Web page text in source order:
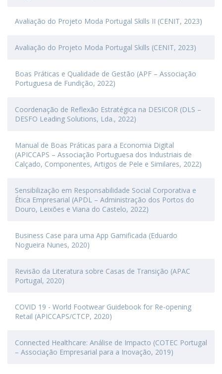
Avaliação do Projeto Moda Portugal Skills II (CENIT, 2023)
Avaliação do Projeto Moda Portugal Skills (CENIT, 2023)
Boas Práticas e Qualidade de Gestão (APF – Associação
Portuguesa de Fundição, 2022)
Coordenação de Reflexão Estratégica na DESICOR (DLS –
DESFO Leading Solutions, Lda., 2022)
Manual de Boas Práticas para a Economia Digital
(APICCAPS – Associação Portuguesa dos Industriais de
Calçado, Componentes, Artigos de Pele e Similares, 2022)
Sensibilização em Responsabilidade Social Corporativa e
Ética Empresarial (APDL – Administração dos Portos do
Douro, Leixões e Viana do Castelo, 2022)
Business Case para uma App Gamificada (Eduardo
Nogueira Nunes, 2020)
Revisão da Literatura sobre Casas de Transição (APAC
Portugal, 2020)
COVID 19 - World Footwear Guidebook for Re-opening
Retail (APICCAPS/CTCP, 2020)
Connected Healthcare: Análise de Impacto (COTEC Portugal
– Associação Empresarial para a Inovação, 2019)